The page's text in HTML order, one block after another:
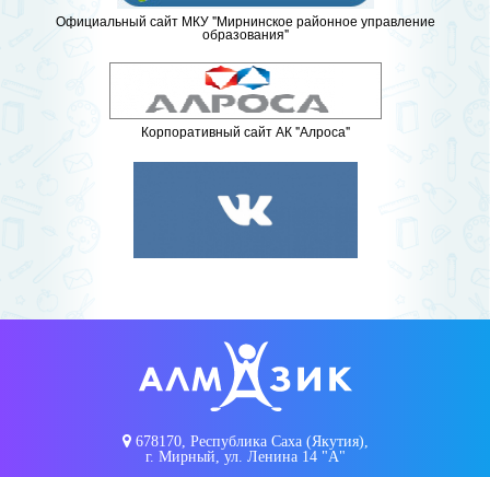
Официальный сайт МКУ "Мирнинское районное управление
образования"
Корпоративный сайт АК "Алроса"
678170, Республика Саха (Якутия),
г. Мирный, ул. Ленина 14 "А"